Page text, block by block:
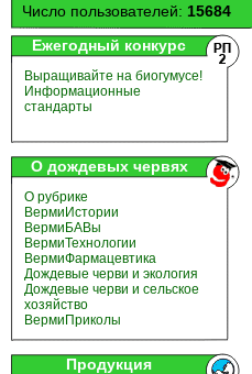
Число пользователей: 15684
Ежегодный конкурс
Выращивайте на биогумусе!
Информационные
стандарты
О дождевых червях
О рубрике
ВермиИстории
ВермиБАВы
ВермиТехнологии
ВермиФармацевтика
Дождевые черви и экология
Дождевые черви и сельское
хозяйство
ВермиПриколы
Продукция